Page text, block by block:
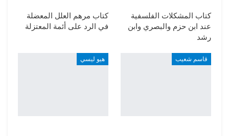
كتاب المشكلات الفلسفية
عند ابن حزم والبصري وابن
رشد
كتاب مرهم العلل المعضلة
في الرد على أئمة المعتزلة
قاسم شعيب هيو ليسي